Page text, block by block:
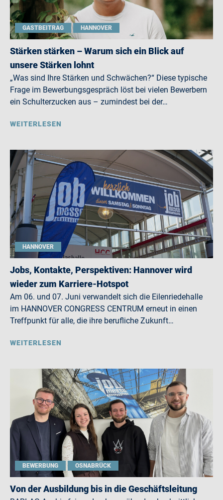
GASTBEITRAG HANNOVER
Stärken stärken – Warum sich ein Blick auf
unsere Stärken lohnt
„Was sind Ihre Stärken und Schwächen?“ Diese typische
Frage im Bewerbungsgespräch löst bei vielen Bewerbern
ein Schulterzucken aus – zumindest bei der…
WEITERLESEN
HANNOVER
Jobs, Kontakte, Perspektiven: Hannover wird
wieder zum Karriere-Hotspot
Am 06. und 07. Juni verwandelt sich die Eilenriedehalle
im HANNOVER CONGRESS CENTRUM erneut in einen
Treffpunkt für alle, die ihre berufliche Zukunft…
WEITERLESEN
BEWERBUNG OSNABRÜCK
Von der Ausbildung bis in die Geschäftsleitung